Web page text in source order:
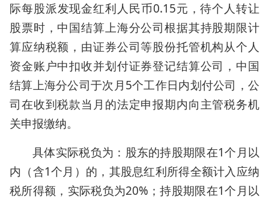
际每股派发现金红利人民币0.15元，待个人转让
股票时，中国结算上海分公司根据其持股期限计
算应纳税额，由证券公司等股份托管机构从个人
资金账户中扣收并划付证券登记结算公司，中国
结算上海分公司于次月5个工作日内划付公司，公
司在收到税款当月的法定申报期内向主管税务机
关申报缴纳。
具体实际税负为：股东的持股期限在1个月以
内（含1个月）的，其股息红利所得全额计入应纳
税所得额，实际税负为20%；持股期限在1个月以